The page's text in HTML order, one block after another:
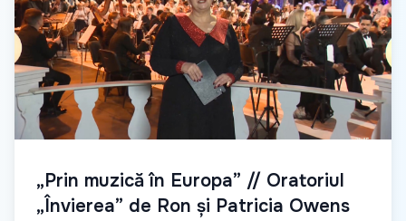
„Prin muzică în Europa” // Oratoriul
„Învierea” de Ron și Patricia Owens